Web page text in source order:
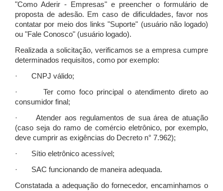
"Como Aderir - Empresas" e preencher o formulário de
proposta de adesão. Em caso de dificuldades, favor nos
contatar por meio dos links "Suporte" (usuário não logado)
ou "Fale Conosco" (usuário logado).
Realizada a solicitação, verificamos se a empresa cumpre
determinados requisitos, como por exemplo:
· CNPJ válido;
· Ter como foco principal o atendimento direto ao
consumidor final;
· Atender aos regulamentos de sua área de atuação
(caso seja do ramo de comércio eletrônico, por exemplo,
deve cumprir as exigências do Decreto n° 7.962);
· Sítio eletrônico acessível;
· SAC funcionando de maneira adequada.
Constatada a adequação do fornecedor, encaminhamos o